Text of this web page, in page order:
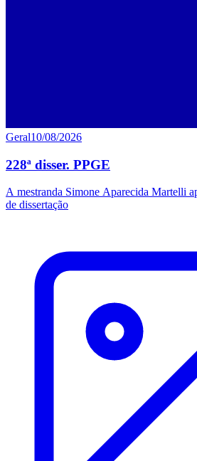
Geral10/08/2026
228ª disser. PPGE
A mestranda Simone Aparecida Martelli
de dissertação